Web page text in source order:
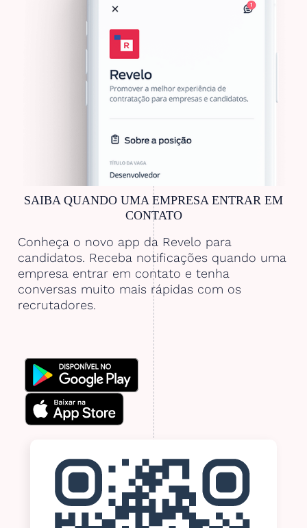
SAIBA QUANDO UMA EMPRESA ENTRAR EM
CONTATO
Conheça o novo app da Revelo para
candidatos. Receba notificações quando uma
empresa entrar em contato e tenha
conversas muito mais rápidas com os
recrutadores.